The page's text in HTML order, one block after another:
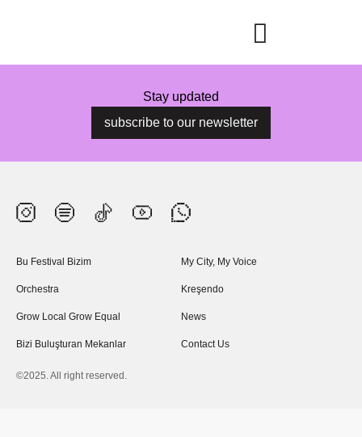
Stay updated
subscribe to our newsletter
Bu Festival Bizim
Orchestra
Grow Local Grow Equal
Bizi Buluşturan Mekanlar
My City, My Voice
Kreşendo
News
Contact Us
©2025. All right reserved.